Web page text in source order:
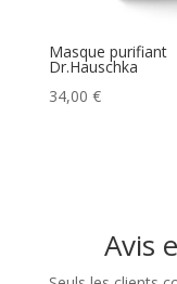
Masque purifiant
Dr.Hauschka
34,00 €
Avis